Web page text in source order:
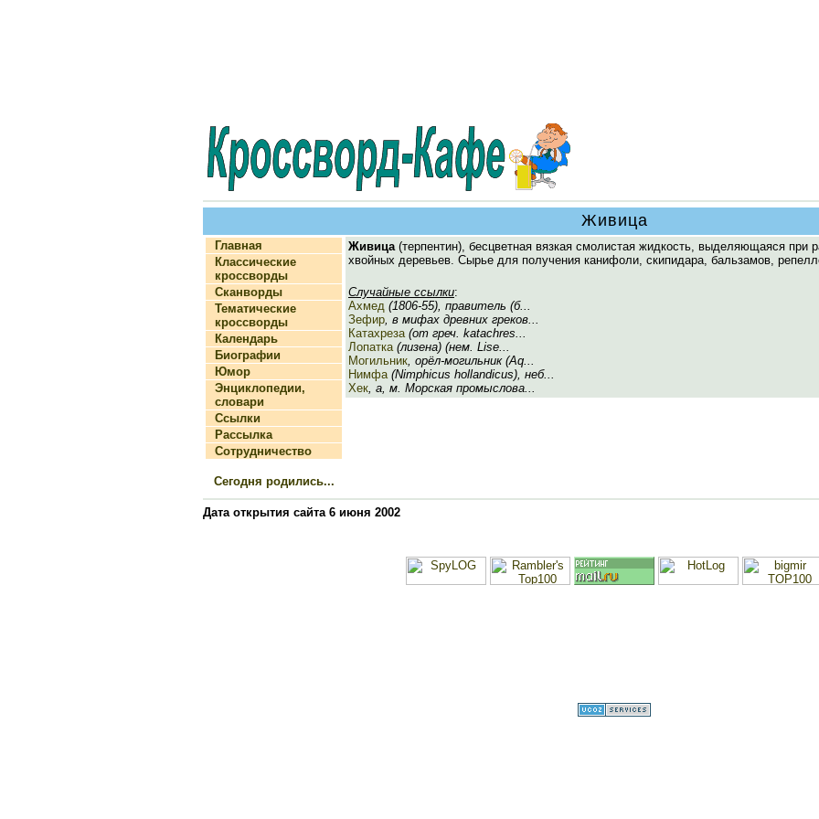
Живица
Главная
Классические
кроссворды
Сканворды
Тематические
кроссворды
Календарь
Биографии
Юмор
Энциклопедии,
словари
Ссылки
Рассылка
Сотрудничество
Сегодня родились...
Живица(терпентин), бесцветная вязкая смолистая жидкость, выделяющаяся при
хвойных деревьев. Сырье для получения канифоли, скипидара, бальзамов,
Случайные ссылки:
Ахмед (1806-55), правитель (б...
Зефир, в мифах древних греков...
Катахреза(от греч. katachrеs...
Лопатка(лизена) (нем. Lise...
Могильник, орёл-могильник (Aq...
Нимфа(Nimphicus hollandicus), неб...
Хек, а, м. Морская промыслова...
Дата открытия сайта 6 июня 2002